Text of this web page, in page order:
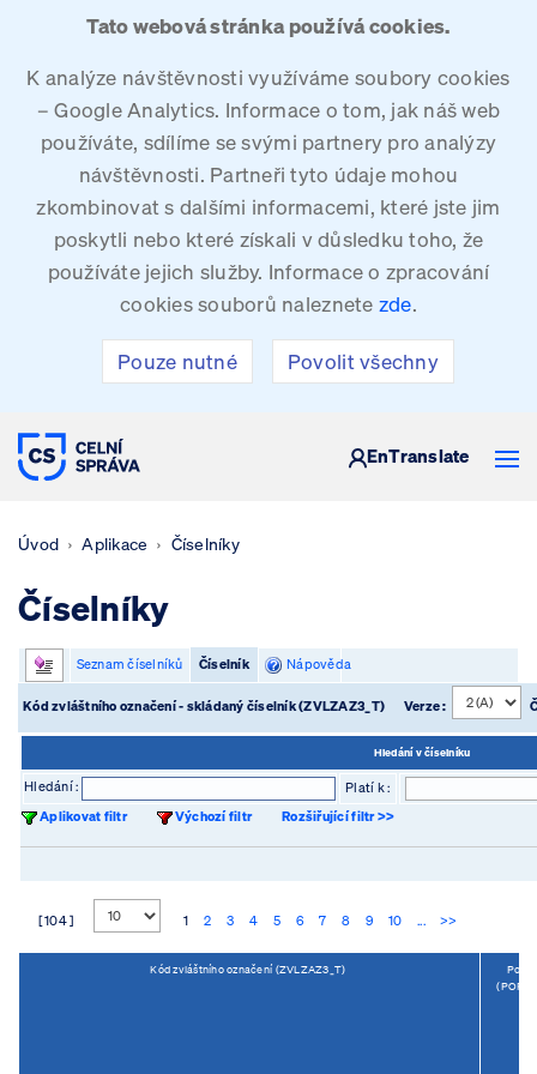
Tato webová stránka používá cookies.
K analýze návštěvnosti využíváme soubory cookies
– Google Analytics. Informace o tom, jak náš web
používáte, sdílíme se svými partnery pro analýzy
návštěvnosti. Partneři tyto údaje mohou
zkombinovat s dalšími informacemi, které jste jim
poskytli nebo které získali v důsledku toho, že
používáte jejich služby. Informace o zpracování
cookies souborů naleznete zde.
Pouze nutné Povolit všechny
CELNÍ SPRÁVA ČESKÉ REPUBLIKY
EnTranslate
Úvod Aplikace Číselníky
Číselníky
Seznam číselníků Číselník Nápověda
Kód zvláštního označení - skládaný číselník (ZVLZAZ3_T) Verze :
Hledání v číselníku
Hledání :
Platí k :
Aplikovat filtr
Výchozí filtr Rozšiřující filtr >>
[ 104 ] 1 2 3 4 5 6 7 8 9 10 ... >>
Kód zvláštního označení (ZVLZAZ3_T)
Popis